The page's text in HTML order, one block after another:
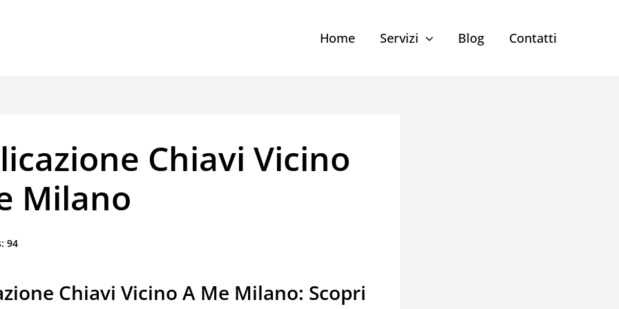
Home Servizi Blog Contatti
Chiavi Vicino
Milano
94
Chiavi Vicino A Me Milano: Scopri